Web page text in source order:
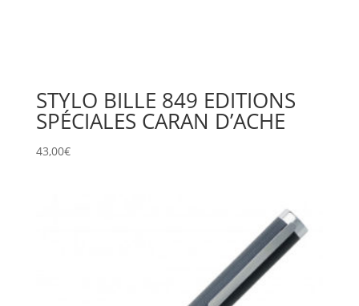
STYLO BILLE 849 EDITIONS
SPÉCIALES CARAN D’ACHE
43,00€